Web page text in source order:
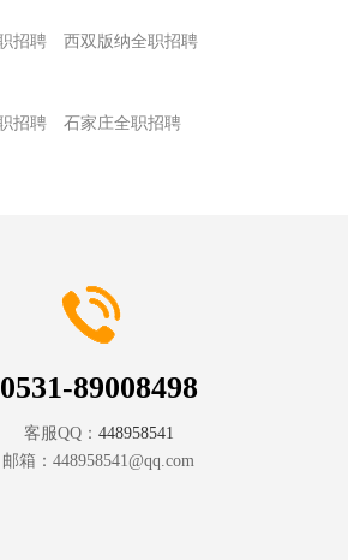
招聘
西双版纳全职招聘
招聘
石家庄全职招聘
0531-89008498
客服QQ： 448958541
邮箱： 448958541@qq.com